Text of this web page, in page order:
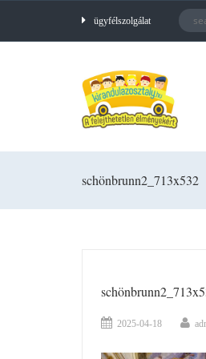
ügyfélszolgálat
schönbrunn2_713x532
2025-04-18